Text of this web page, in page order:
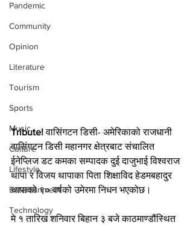
Pandemic
Community
Opinion
Literature
Tourism
Sports
Music
Culture
Lifestyle
Entertainment
Technology
Tribute! वासिंगटन डिसी- अमेरिकाको राजधानी
वासिंगटन डिसी महानगर क्षेत्रबाट संचालित
ईनेप्लिज डट कमका सम्पादक दुई दाजुभाई विश्वराज
थापा र विजय थापाका पिता शिक्षाविद हेडमबहादुर
थापाको ९० वर्षको उमेरमा निधन भएकोछ।
मे १ तारिख शनिवार बिहान ३ बजे काठमाण्डौंस्थित